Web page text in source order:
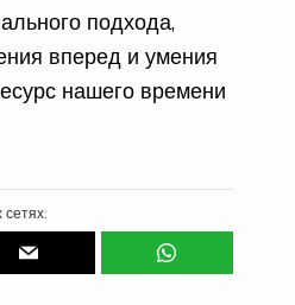
подхода,
вперед и умения
нашего времени